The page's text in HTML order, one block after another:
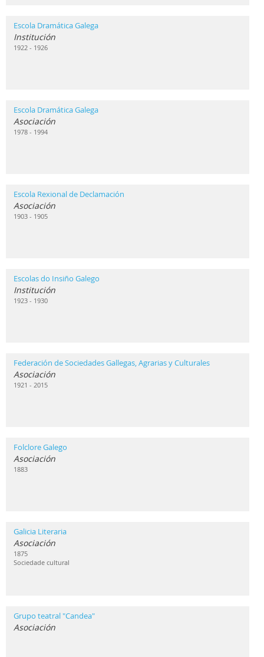
Escola Dramática Galega
Institución
1922 - 1926
Escola Dramática Galega
Asociación
1978 - 1994
Escola Rexional de Declamación
Asociación
1903 - 1905
Escolas do Insiño Galego
Institución
1923 - 1930
Federación de Sociedades Gallegas, Agrarias y Culturales
Asociación
1921 - 2015
Folclore Galego
Asociación
1883
Galicia Literaria
Asociación
1875
Sociedade cultural
Grupo teatral "Candea"
Asociación